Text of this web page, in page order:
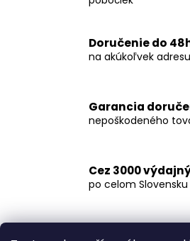
Doručenie do
na akúkoľvek adresu
Garancia
nepoškodeného
Cez 3000
po celom Slovensku